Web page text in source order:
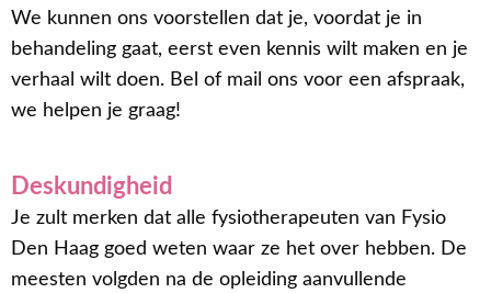
We kunnen ons voorstellen dat je, voordat je in
behandeling gaat, eerst even kennis wilt maken en je
verhaal wilt doen. Bel of mail ons voor een afspraak,
we helpen je graag!
Deskundigheid
Je zult merken dat alle fysiotherapeuten van Fysio
Den Haag goed weten waar ze het over hebben. De
meesten volgden na de opleiding aanvullende